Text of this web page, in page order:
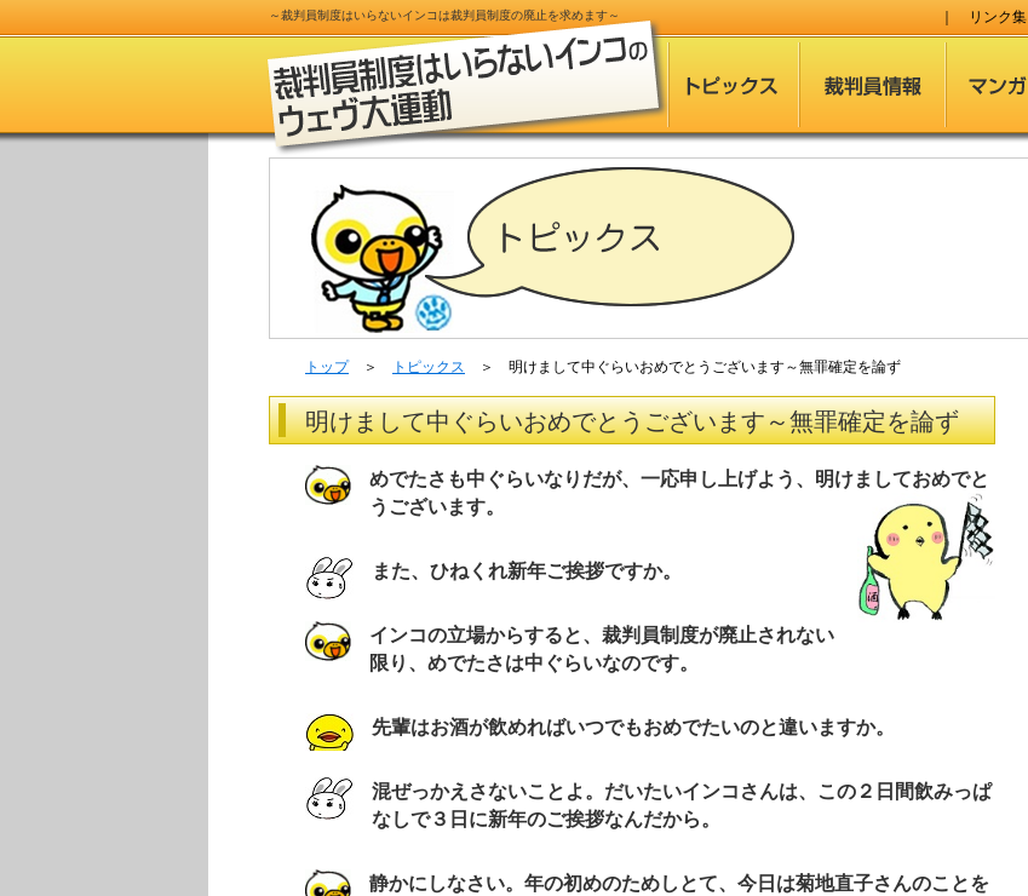
～裁判員制度はいらないインコは裁判員制度の廃止を求めます～ リンク集
トップ＞ トピックス ＞ 明けまして中ぐらいおめでとうございます～無罪確定を論ず
明けまして中ぐらいおめでとうございます～無罪確定を論ず
めでたさも中ぐらいなりだが、一応申し上げよう、明けましておめでと
うございます。
また、ひねくれ新年ご挨拶ですか。
インコの立場からすると、裁判員制度が廃止されない
限り、めでたさは中ぐらいなのです。
先輩はお酒が飲めればいつでもおめでたいのと違いますか。
混ぜっかえさないことよ。だいたいインコさんは、この２日間飲みっぱ
なしで３日に新年のご挨拶なんだから。
静かにしなさい。年の初めのためしとて、今日は菊地直子さんのことを